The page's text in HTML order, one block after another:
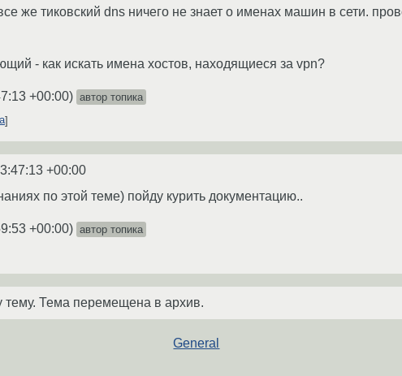
же тиковский dns ничего не знает о именах машин в сети.
- как искать имена хостов, находящиеся за vpn?
+00:00) автор топика
+00:00
по этой теме) пойду курить документацию..
+00:00) автор топика
тему. Тема перемещена в архив.
General